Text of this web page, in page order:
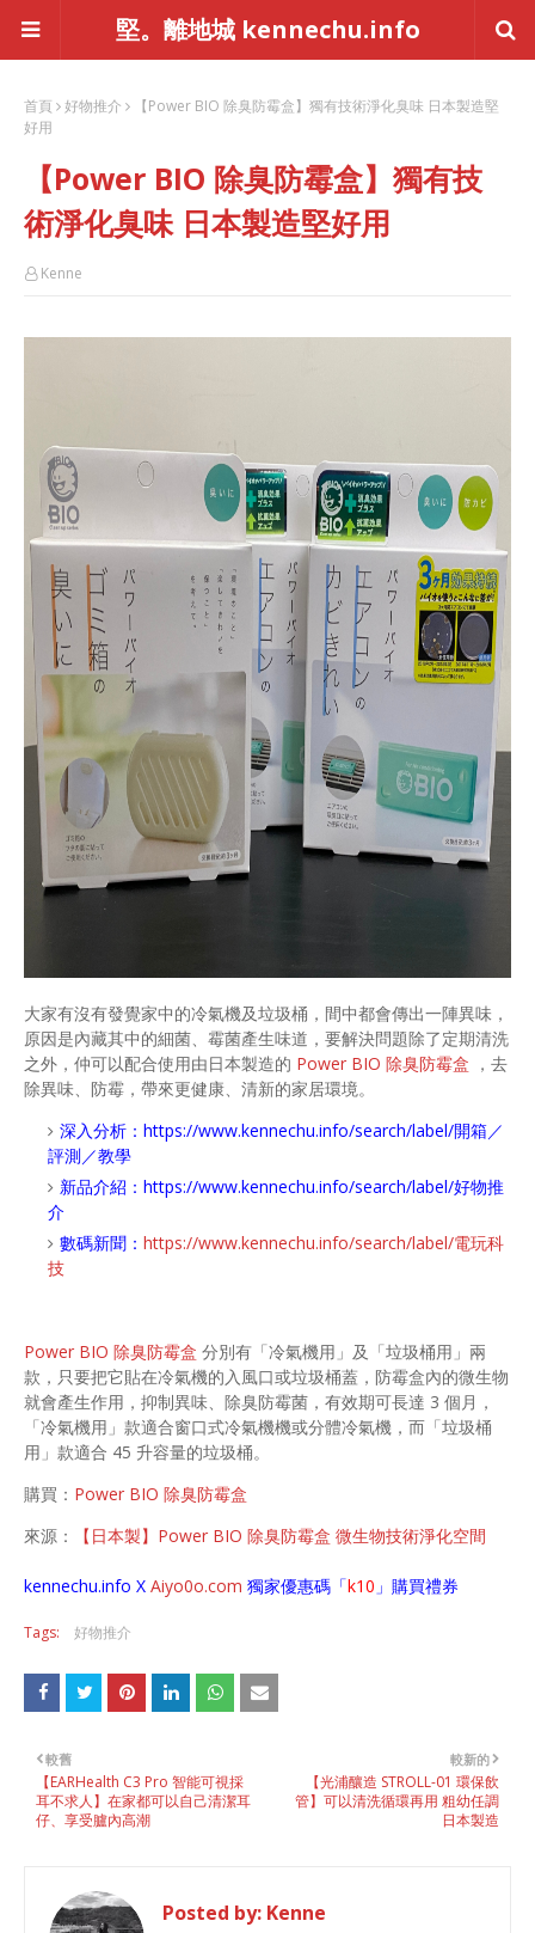
堅。離地城 kennechu.info
首頁 好物推介
【Power BIO 除臭防霉盒】獨有技術淨化臭味 日本製造堅
好用
【Power BIO 除臭防霉盒】獨有技
術淨化臭味 日本製造堅好用
Kenne
大家有沒有發覺家中的冷氣機及垃圾桶，間中都會傳出一陣異味，
原因是內藏其中的細菌、霉菌產生味道，要解決問題除了定期清洗
之外，仲可以配合使用由日本製造的 Power BIO 除臭防霉盒 ，去
除異味、防霉，帶來更健康、清新的家居環境。
深入分析： https://www.kennechu.info/search/label/開箱／
評測／教學
新品介紹： https://www.kennechu.info/search/label/好物推
介
數碼新聞： https://www.kennechu.info/search/label/電玩科
技
Power BIO 除臭防霉盒 分別有「冷氣機用」及「垃圾桶用」兩
款，只要把它貼在冷氣機的入風口或垃圾桶蓋，防霉盒內的微生物
就會產生作用，抑制異味、除臭防霉菌，有效期可長達 3 個月，
「冷氣機用」款適合窗口式冷氣機機或分體冷氣機，而「垃圾桶
用」款適合 45 升容量的垃圾桶。
購買： Power BIO 除臭防霉盒
來源：
【日本製】Power BIO 除臭防霉盒 微生物技術淨化空間
kennechu.info X Aiyo0o.com 獨家優惠碼「k10 」購買禮券
Tags: 好物推介
較新的
【光浦釀造 STROLL-01 環保飲
管】可以清洗循環再用 粗幼任調
日本製造
較舊
【EARHealth C3 Pro 智能可視採
耳不求人】在家都可以自己清潔耳
仔、享受臚內高潮
Posted by: Kenne